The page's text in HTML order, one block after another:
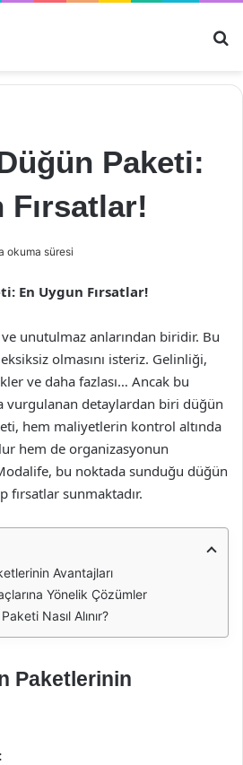
Paketi:
Fırsatlar!
okuma süresi
En Uygun Fırsatlar!
unutulmaz anlarından biridir. Bu
olmasını isteriz. Gelinliği,
ve daha fazlası… Ancak bu
vurgulanan detaylardan biri düğün
hem maliyetlerin kontrol altında
hem de organizasyonun
bu noktada sunduğu düğün
fırsatlar sunmaktadır.
Avantajları
Yönelik Çözümler
Nasıl Alınır?
Paketlerinin